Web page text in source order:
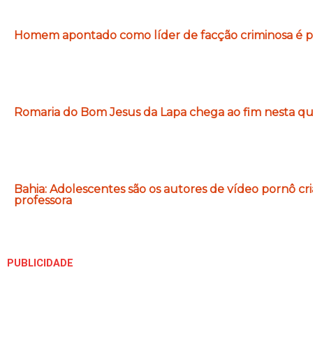
Homem apontado como líder de facção criminosa é
Romaria do Bom Jesus da Lapa chega ao fim nesta
Bahia: Adolescentes são os autores de vídeo pornô
professora
PUBLICIDADE